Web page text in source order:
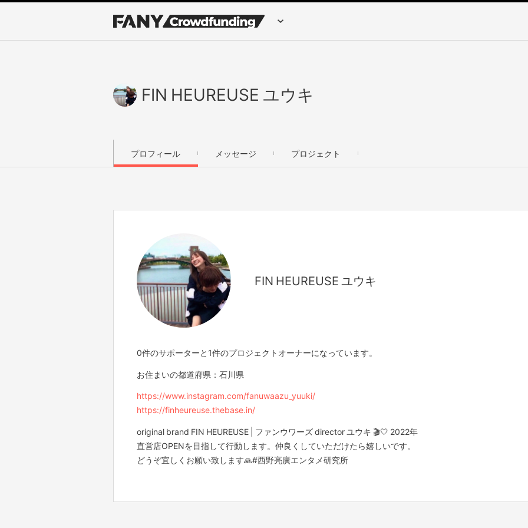
FIN HEUREUSE ユウキ
プロフィール メッセージ プロジェクト
FIN HEUREUSE ユウキ
0件のサポーターと1件のプロジェクトオーナーになっています。
お住まいの都道府県：石川県
https://www.instagram.com/fanuwaazu_yuuki/
https://finheureuse.thebase.in/
original brand FIN HEUREUSE | ファンウワーズ director ユウキ 🎬🤍 2022年
直営店OPENを目指して行動します。仲良くしていただけたら嬉しいです。
どうぞ宜しくお願い致します🙏#西野亮廣エンタメ研究所